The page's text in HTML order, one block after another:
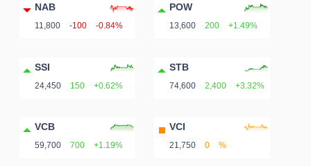
NAB
11,800 -100 -0.84%
POW
13,600 200 +1.49%
SSI
24,450 150 +0.62%
STB
74,600 2,400 +3.32%
VCB
59,700 700 +1.19%
VCI
21,750 0 %
ÍCH